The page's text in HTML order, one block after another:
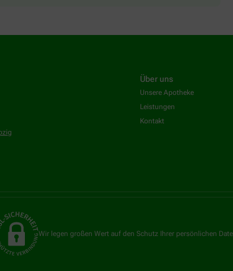
Über uns
Unsere Apotheke
Leistungen
Kontakt
Wir legen großen Wert auf den Schutz Ihrer persönlichen